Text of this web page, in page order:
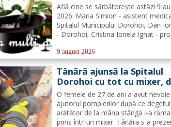
Află cine se sărbătoreşte astăzi 9
2026: Maria Simion - asistent
Spitalul Municipului Dorohoi, Dan
- Dorohoi, Cristina Ionela Ignat -
Dorohoi, Ana-Maria Ojog -
consilier educativ Școala
Dumeni, Mihai...
9 august 2026
Tânără ajunsă la Spitalul
Dorohoi cu tot cu mixer,
ce și-a prins degetul în
O femeie de 27 de ani a avut
ajutorul pompierilor după ce degetul
arătător de la mâna stângă i-a
prins într-un mixer. Tânăra s-a